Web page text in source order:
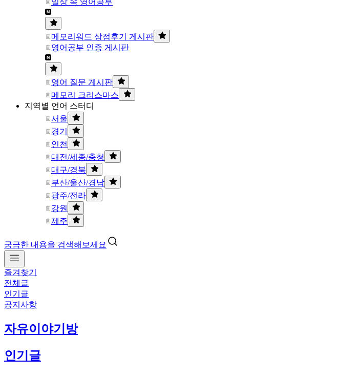
일상 속 영어공부
메모리워드 상점후기 게시판
영어공부 인증 게시판
영어 질문 게시판
메모리 크리스마스
지역별 언어 스터디
서울
경기
인천
대전/세종/충청
대구/경북
부산/울산/경남
광주/전라
강원
제주
궁금한 내용을 검색해보세요
즐겨찾기
전체글
인기글
공지사항
자유이야기방
인기글